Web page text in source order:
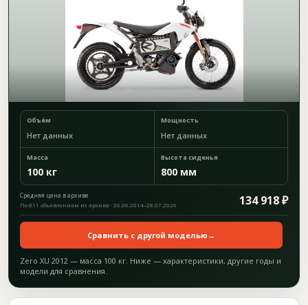
Объём
Нет данных
Мощность
Нет данных
Масса
100 кг
Высота сиденья
800 мм
Средняя цена в архиве 134 918 ₽
По 811 объявлениям из архива · 26.06.2014–28.07.2026
Сравнить с другой моделью →
Zero XU 2012 — масса 100 кг. Ниже — характеристики, другие годы и
модели для сравнения.